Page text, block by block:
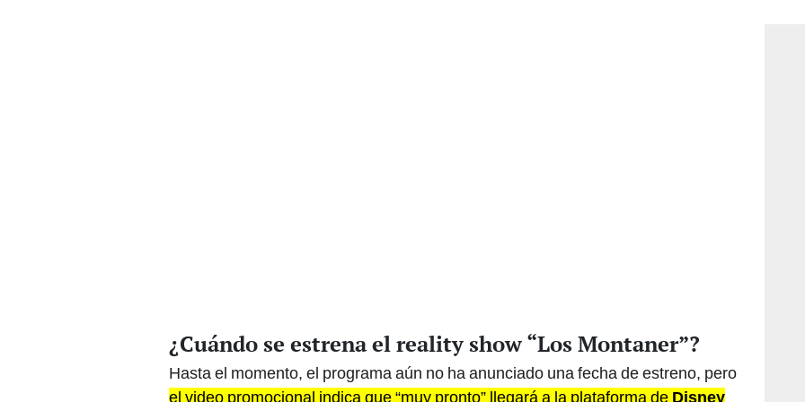
¿Cuándo se estrena el reality show “Los Montaner”?
Hasta el momento, el programa aún no ha anunciado una fecha de estreno, pero
el video promocional indica que “muy pronto” llegará a la plataforma de Disney